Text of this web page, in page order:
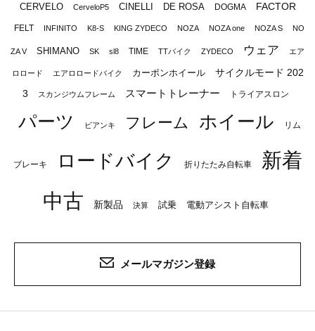
CERVELO CerveloP5 CINELLI DE ROSA DOGMA FACTOR
FELT INFINITO K8-S KING ZYDECO NOZA NOZA one NOZA S NO
ZA V SHIMANO SK sl8 TIME TTバイク ZYDECO ウェア エア
ロロード エアロロードバイク カーボンホイール
サイクルモード 202
3
スカンジウムフレーム スマートトレーナー トライアスロン
パーツ ビアンキ フレーム ホイール リム
ブレーキ ロードバイク 折りたたみ自転車
新着
中古
新製品 決算 試乗 電動アシスト自転車
メールマガジン登録